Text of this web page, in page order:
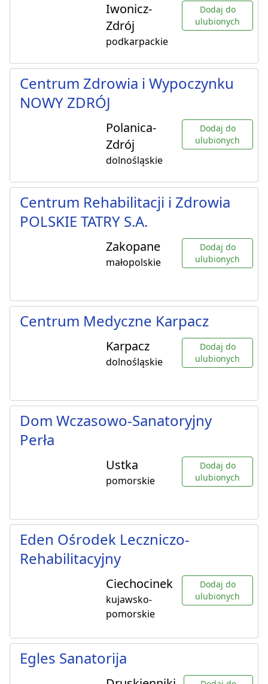
Iwonicz-
Zdrój
podkarpackie
Dodaj do
ulubionych
Centrum Zdrowia i Wypoczynku
NOWY ZDRÓJ
Polanica-
Zdrój
dolnośląskie
Dodaj do
ulubionych
Centrum Rehabilitacji i Zdrowia
POLSKIE TATRY S.A.
Zakopane
małopolskie
Dodaj do
ulubionych
Centrum Medyczne Karpacz
Karpacz
dolnośląskie
Dodaj do
ulubionych
Dom Wczasowo-Sanatoryjny
Perła
Ustka
pomorskie
Dodaj do
ulubionych
Eden Ośrodek Leczniczo-
Rehabilitacyjny
Ciechocinek
kujawsko-
pomorskie
Dodaj do
ulubionych
Egles Sanatorija